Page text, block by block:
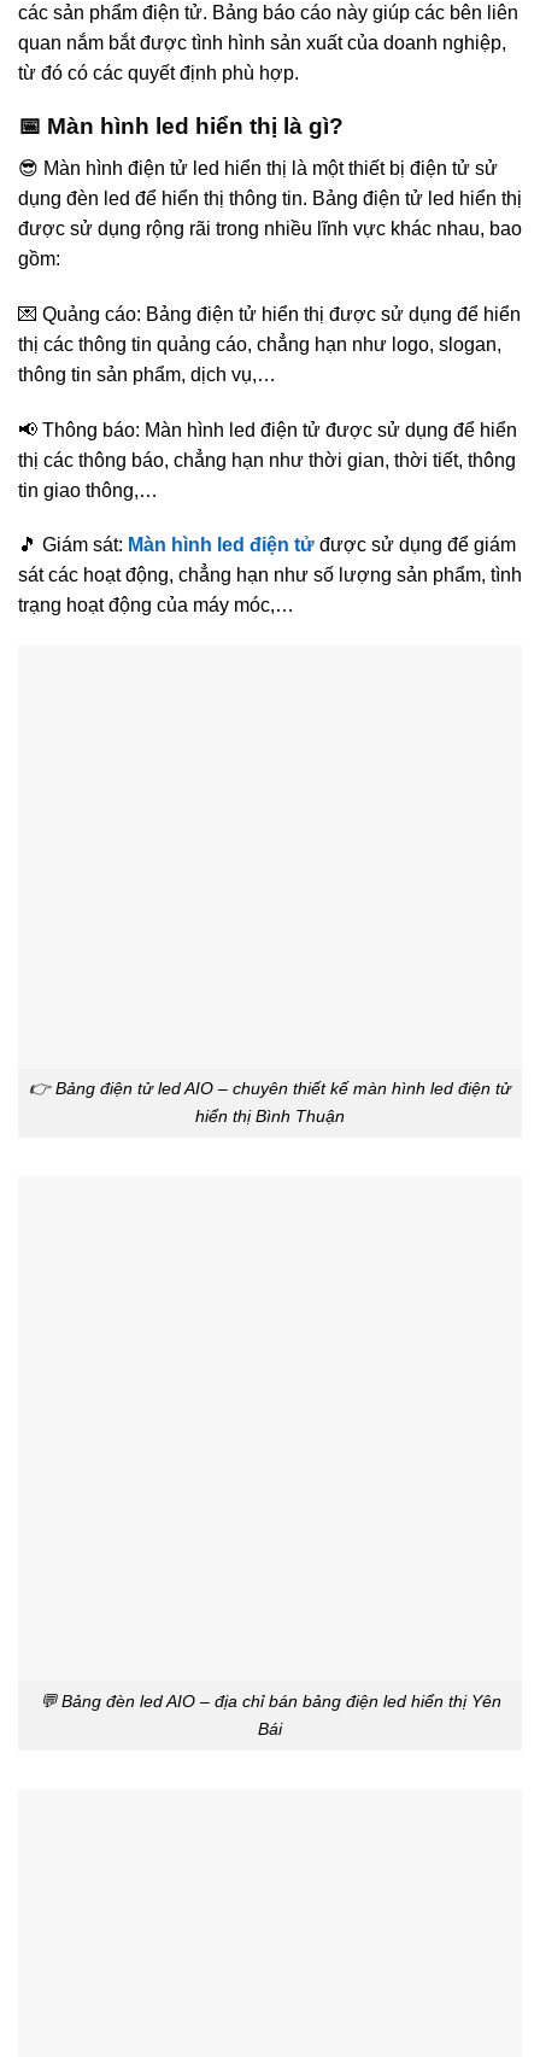
các sản phẩm điện tử. Bảng báo cáo này giúp các bên liên
quan nắm bắt được tình hình sản xuất của doanh nghiệp,
từ đó có các quyết định phù hợp.
📅 Màn hình led hiển thị là gì?
😎 Màn hình điện tử led hiển thị là một thiết bị điện tử sử
dụng đèn led để hiển thị thông tin. Bảng điện tử led hiển thị
được sử dụng rộng rãi trong nhiều lĩnh vực khác nhau, bao
gồm:
💌 Quảng cáo: Bảng điện tử hiển thị được sử dụng để hiển
thị các thông tin quảng cáo, chẳng hạn như logo, slogan,
thông tin sản phẩm, dịch vụ,…
📢 Thông báo: Màn hình led điện tử được sử dụng để hiển
thị các thông báo, chẳng hạn như thời gian, thời tiết, thông
tin giao thông,…
🎵 Giám sát: Màn hình led điện tử được sử dụng để giám
sát các hoạt động, chẳng hạn như số lượng sản phẩm, tình
trạng hoạt động của máy móc,…
👉 Bảng điện tử led AIO – chuyên thiết kế màn hình led điện tử
hiển thị Bình Thuận
💬 Bảng đèn led AIO – địa chỉ bán bảng điện led hiển thị Yên
Bái